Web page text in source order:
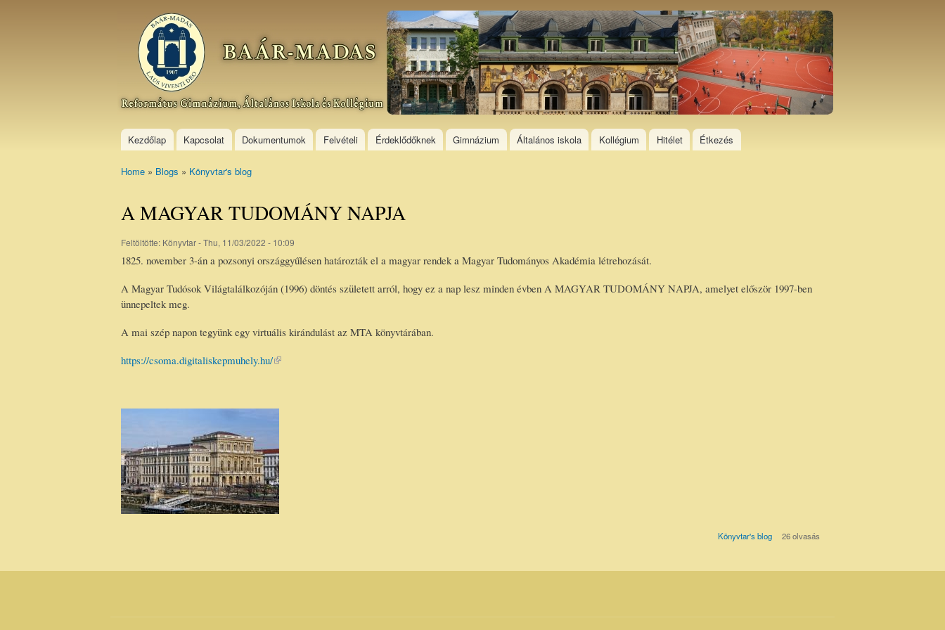
Skip to
main
content
Baár–
Madas
Református
Gimnázium,
Általános
Kollégium
Kezdőlap Kapcsolat Dokumentumok Felvételi Érdeklődőknek Gimnázium Általános iskola Kollégium Hitélet Étkezés
Home » Blogs » Könyvtar's blog
A MAGYAR TUDOMÁNY NAPJA
Feltöltötte: Könyvtar- Thu, 11/03/2022 - 10:09
1825. november 3-án a pozsonyi országgyűlésen határozták el a magyar rendek a Magyar Tudományos Akadémia létrehozását.
A Magyar Tudósok Világtalálkozóján (1996) döntés született arról, hogy ez a nap lesz minden évben A MAGYAR TUDOMÁNY NAPJA, amelyet először 1997-ben
ünnepeltek meg.
A mai szép napon tegyünk egy virtuális kirándulást az MTA könyvtárában.
https://csoma.digitaliskepmuhely.hu/(link is
Könyvtar's blog 26 olvasás